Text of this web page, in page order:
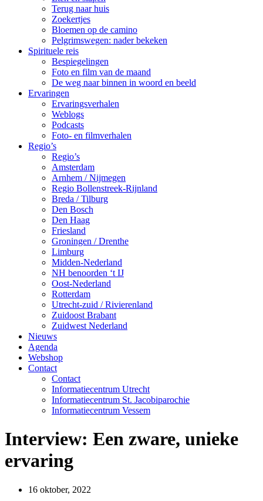
Terug naar huis
Zoekertjes
Bloemen op de camino
Pelgrimswegen: nader bekeken
Spirituele reis
Bespiegelingen
Foto en film van de maand
De weg naar binnen in woord en beeld
Ervaringen
Ervaringsverhalen
Weblogs
Podcasts
Foto- en filmverhalen
Regio’s
Regio’s
Amsterdam
Arnhem / Nijmegen
Regio Bollenstreek-Rijnland
Breda / Tilburg
Den Bosch
Den Haag
Friesland
Groningen / Drenthe
Limburg
Midden-Nederland
NH benoorden ‘t IJ
Oost-Nederland
Rotterdam
Utrecht-zuid / Rivierenland
Zuidoost Brabant
Zuidwest Nederland
Nieuws
Agenda
Webshop
Contact
Contact
Informatiecentrum Utrecht
Informatiecentrum St. Jacobiparochie
Informatiecentrum Vessem
Interview: Een zware, unieke
ervaring
16 oktober, 2022